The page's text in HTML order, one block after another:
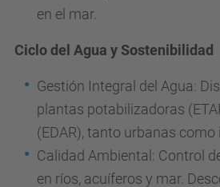
en el mar.
Ciclo del Agua y Sostenibilidad
Gestión Integral del Agua:
plantas potabilizadoras
(EDAR), tanto urbanas como
Calidad Ambiental: Control
en ríos, acuíferos y mar.